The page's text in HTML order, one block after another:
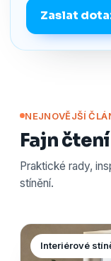
Zaslat
NEJNOVĚJŠÍ
Fajn
Praktické rady,
stínění.
Interiérové